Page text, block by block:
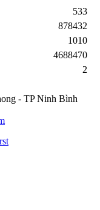
533
878432
1010
4688470
2
- TP Ninh Bình